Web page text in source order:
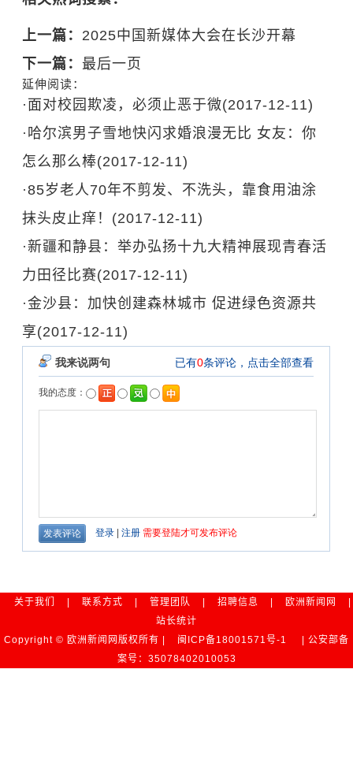
上一篇： 2025中国新媒体大会在长沙开幕
下一篇：最后一页
延伸阅读：
· 面对校园欺凌，必须止恶于微(2017-12-11)
· 哈尔滨男子雪地快闪求婚浪漫无比 女友：你
怎么那么棒(2017-12-11)
·85岁老人70年不剪发、不洗头，靠食用油涂
抹头皮止痒！ (2017-12-11)
·新疆和静县：举办弘扬十九大精神展现青春活
力田径比赛(2017-12-11)
·金沙县：加快创建森林城市 促进绿色资源共
享(2017-12-11)
关于我们 联系方式 管理团队 招聘信息 欧洲新闻网
站长统计
Copyright © 欧洲新闻网版权所有 |
闽ICP备18001571号-1
| 公安部备
案号：35078402010053